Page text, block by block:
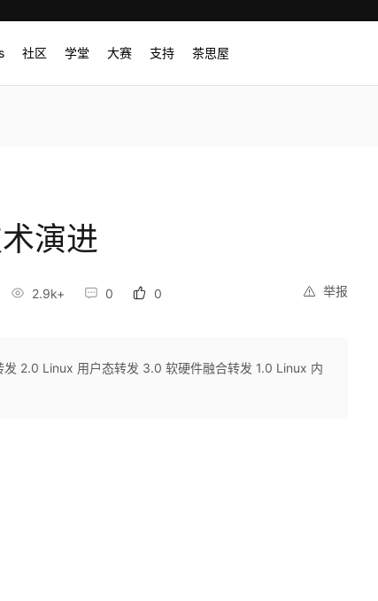
社区 学堂 大赛 支持 茶思屋
演进
举报
2.9k+ 0 0
发 2.0 Linux 用户态转发 3.0 软硬件融合转发 1.0 Linux 内